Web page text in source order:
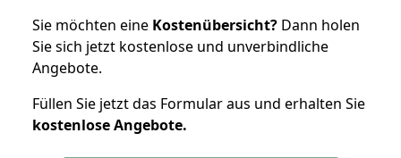
Sie möchten eine Kostenübersicht? Dann holen
Sie sich jetzt kostenlose und unverbindliche
Angebote.
Füllen Sie jetzt das Formular aus und erhalten Sie
kostenloseAngebote.